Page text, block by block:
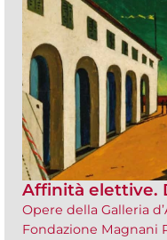
Affinità elettive.
Opere della Galleria
Fondazione Magnani